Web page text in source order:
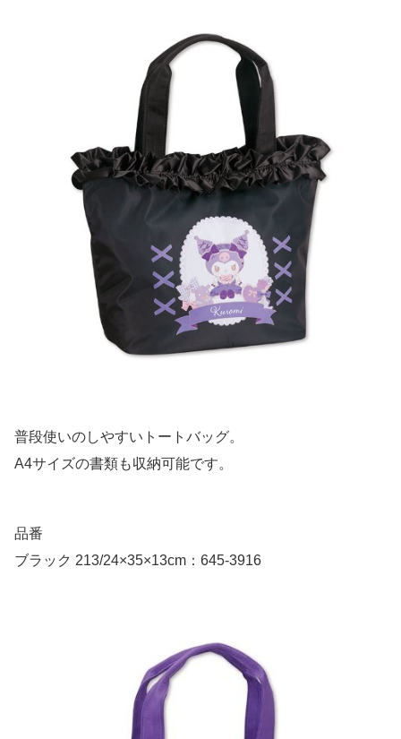
普段使いのしやすいトートバッグ。
A4サイズの書類も収納可能です。
品番
ブラック 213/24×35×13cm：645-3916